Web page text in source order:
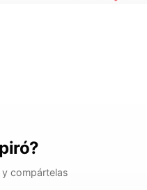
compártelas